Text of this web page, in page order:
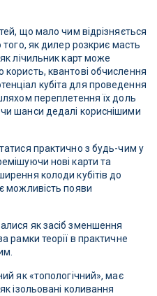
що мало чим відрізняється
того, як дилер розкриє масть
лічильник карт може
квантові обчислення
кубіта для проведення
переплетення їх доль
шанси дедалі кориснішими
практично з будь-чим у
нові карти та
колоди кубітів до
можливість появи
як засіб зменшення
рамки теорії в практичне
як «топологічний», має
ізольовані коливання